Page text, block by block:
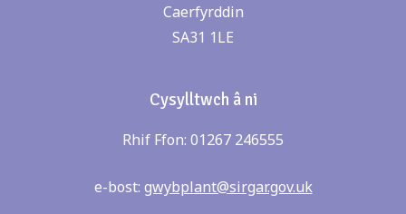
Caerfyrddin
SA31 1LE
Cysylltwch â ni
Rhif Ffon: 01267 246555
e-bost: gwybplant@sirgar.gov.uk